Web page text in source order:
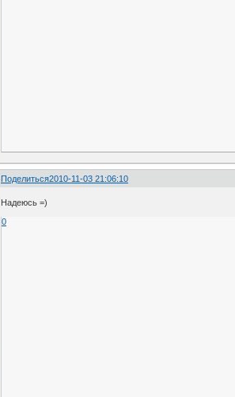
Поделиться2010-11-03 21:06:10
Надеюсь =)
0